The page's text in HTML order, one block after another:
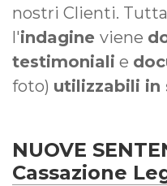
nostri Clienti. Tutta
l'indagine viene
testimoniali e
foto) utilizzabili in
NUOVE
Cassazione